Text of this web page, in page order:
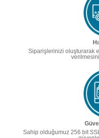
Siparişlerinizi oluşturarak
Sahip olduğumuz 256 bit